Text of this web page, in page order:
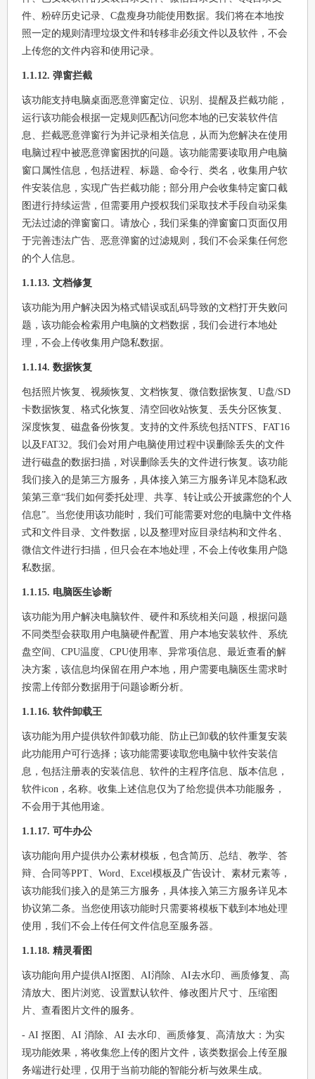
件、粉碎历史记录、C盘瘦身功能使用数据。我们将在本地按
照一定的规则清理垃圾文件和转移非必须文件以及软件，不会
上传您的文件内容和使用记录。
1.1.12. 弹窗拦截
该功能支持电脑桌面恶意弹窗定位、识别、提醒及拦截功能，
运行该功能会根据一定规则匹配访问您本地的已安装软件信
息、拦截恶意弹窗行为并记录相关信息，从而为您解决在使用
电脑过程中被恶意弹窗困扰的问题。该功能需要读取用户电脑
窗口属性信息，包括进程、标题、命令行、类名，收集用户软
件安装信息，实现广告拦截功能；部分用户会收集特定窗口截
图进行持续运营，但需要用户授权我们采取技术手段自动采集
无法过滤的弹窗窗口。请放心，我们采集的弹窗窗口页面仅用
于完善违法广告、恶意弹窗的过滤规则，我们不会采集任何您
的个人信息。
1.1.13. 文档修复
该功能为用户解决因为格式错误或乱码导致的文档打开失败问
题，该功能会检索用户电脑的文档数据，我们会进行本地处
理，不会上传收集用户隐私数据。
1.1.14. 数据恢复
包括照片恢复、视频恢复、文档恢复、微信数据恢复、U盘/SD
卡数据恢复、格式化恢复、清空回收站恢复、丢失分区恢复、
深度恢复、磁盘备份恢复。支持的文件系统包括NTFS、FAT16
以及FAT32。我们会对用户电脑使用过程中误删除丢失的文件
进行磁盘的数据扫描，对误删除丢失的文件进行恢复。该功能
我们接入的是第三方服务，具体接入第三方服务详见本隐私政
策第三章“我们如何委托处理、共享、转让或公开披露您的个人
信息”。当您使用该功能时，我们可能需要对您的电脑中文件格
式和文件目录、文件数据，以及整理对应目录结构和文件名、
微信文件进行扫描，但只会在本地处理，不会上传收集用户隐
私数据。
1.1.15. 电脑医生诊断
该功能为用户解决电脑软件、硬件和系统相关问题，根据问题
不同类型会获取用户电脑硬件配置、用户本地安装软件、系统
盘空间、CPU温度、CPU使用率、异常项信息、最近查看的解
决方案，该信息均保留在用户本地，用户需要电脑医生需求时
按需上传部分数据用于问题诊断分析。
1.1.16. 软件卸载王
该功能为用户提供软件卸载功能、防止已卸载的软件重复安装
此功能用户可行选择；该功能需要读取您电脑中软件安装信
息，包括注册表的安装信息、软件的主程序信息、版本信息，
软件icon，名称。收集上述信息仅为了给您提供本功能服务，
不会用于其他用途。
1.1.17. 可牛办公
该功能向用户提供办公素材模板，包含简历、总结、教学、答
辩、合同等PPT、Word、Excel模板及广告设计、素材元素等，
该功能我们接入的是第三方服务，具体接入第三方服务详见本
协议第二条。当您使用该功能时只需要将模板下载到本地处理
使用，我们不会上传任何文件信息至服务器。
1.1.18. 精灵看图
该功能向用户提供AI抠图、AI消除、AI去水印、画质修复、高
清放大、图片浏览、设置默认软件、修改图片尺寸、压缩图
片、查看图片文件的服务。
- AI 抠图、AI 消除、AI 去水印、画质修复、高清放大：为实
现功能效果，将收集您上传的图片文件，该类数据会上传至服
务端进行处理，仅用于当前功能的智能分析与效果生成。